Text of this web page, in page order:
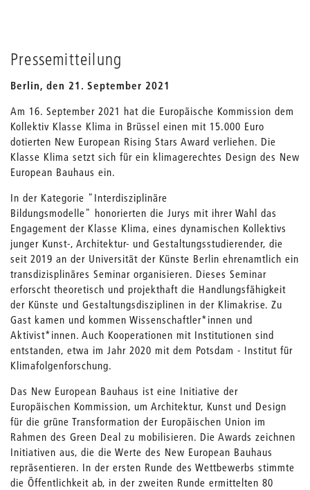
Pressemitteilung
Berlin, den 21. September 2021
Am 16. September 2021 hat die Europäische Kommission dem
Kollektiv Klasse Klima in Brüssel einen mit 15.000 Euro
dotierten New European Rising Stars Award verliehen. Die
Klasse Klima setzt sich für ein klimagerechtes Design des New
European Bauhaus ein.
In der Kategorie "Interdisziplinäre
Bildungsmodelle" honorierten die Jurys mit ihrer Wahl das
Engagement der Klasse Klima, eines dynamischen Kollektivs
junger Kunst-, Architektur- und Gestaltungsstudierender, die
seit 2019 an der Universität der Künste Berlin ehrenamtlich ein
transdizisplinäres Seminar organisieren. Dieses Seminar
erforscht theoretisch und projekthaft die Handlungsfähigkeit
der Künste und Gestaltungsdisziplinen in der Klimakrise. Zu
Gast kamen und kommen Wissenschaftler*innen und
Aktivist*innen. Auch Kooperationen mit Institutionen sind
entstanden, etwa im Jahr 2020 mit dem Potsdam - Institut für
Klimafolgenforschung.
Das New European Bauhaus ist eine Initiative der
Europäischen Kommission, um Architektur, Kunst und Design
für die grüne Transformation der Europäischen Union im
Rahmen des Green Deal zu mobilisieren. Die Awards zeichnen
Initiativen aus, die die Werte des New European Bauhaus
repräsen­tieren. In der ersten Runde des Wettbewerbs stimmte
die Öffentlichkeit ab, in der zweiten Runde ermittelten 80